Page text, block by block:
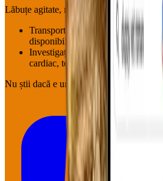
Lăbuțe agitate, mustăți speriate,
Transport la cabinet (Roman &
disponibilitate)
Investigații pe loc:
cardiac, tensiune
Nu știi dacă e urgență?
Sună oricum.